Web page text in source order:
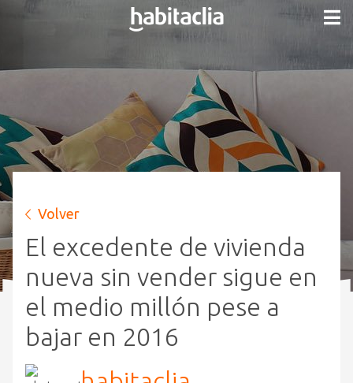
Volver
El excedente de vivienda
nueva sin vender sigue en
el medio millón pese a
bajar en 2016